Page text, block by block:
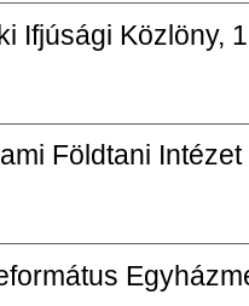
Ifjúsági Közlöny,
Földtani